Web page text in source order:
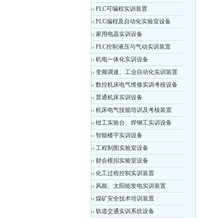
PLC可编程实训装置
PLC编程及自动化实验室设备
家用电器实训设备
PLC控制液压与气动实训装置
机电一体化实训设备
变频调速、工业自动化实训装置
数控机床电气维修实训考核设备
普通机床实训设备
机床电气技能培训及考核装置
钳工实验台、焊铆工实训设备
智能楼宇实训设备
工程制图实验室设备
财会模拟实验室设备
化工过程控制实训装置
风能、太阳能发电实训装置
煤矿安全技术培训装置
轨道交通实训系统设备